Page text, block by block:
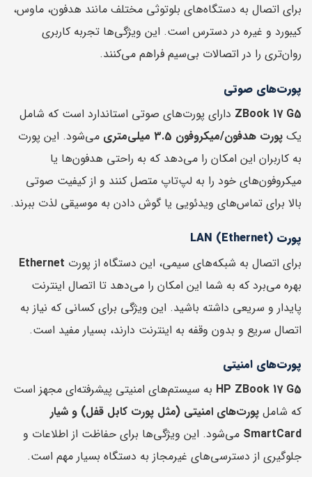
برای اتصال به دستگاه‌های بلوتوثی مختلف مانند هدفون، ماوس،
کیبورد و غیره در دسترس است. این ویژگی‌ها تجربه کاربری
روان‌تری را در اتصالات بی‌سیم فراهم می‌کنند.
پورت‌های صوتی
ZBook 17 G5 دارای پورت‌های صوتی استاندارد است که شامل
یک پورت هدفون/میکروفون 3.5 میلی‌متری
می‌شود. این پورت
به کاربران این امکان را می‌دهد که به راحتی هدفون‌ها یا
میکروفون‌های خود را به لپ‌تاپ متصل کنند و از کیفیت صوتی
بالا برای تماس‌های ویدئویی یا گوش دادن به موسیقی لذت ببرند.
پورت LAN (Ethernet)
برای اتصال به شبکه‌های سیمی، این دستگاه از پورت Ethernet
بهره می‌برد که به شما این امکان را می‌دهد تا اتصال اینترنت
پایدار و سریعی داشته باشید. این ویژگی برای کسانی که نیاز به
اتصال سریع و بدون وقفه به اینترنت دارند، بسیار مفید است.
پورت‌های امنیتی
HP ZBook 17 G5 به سیستم‌های امنیتی پیشرفته‌ای مجهز است
که شامل پورت‌های امنیتی (مثل پورت کابل قفل) و شیار
SmartCard می‌شود. این ویژگی‌ها برای حفاظت از اطلاعات و
جلوگیری از دسترسی‌های غیرمجاز به دستگاه بسیار مهم است.